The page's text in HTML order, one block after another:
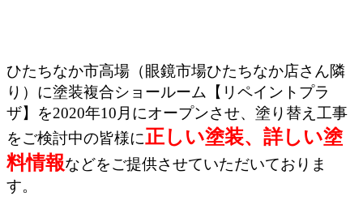
ひたちなか市高場（眼鏡市場ひたちなか店さん隣
り）に塗装複合ショールーム【リペイントプラ
ザ】を2020年10月にオープンさせ、塗り替え工事
をご検討中の皆様に正しい塗装、詳しい塗
料情報などをご提供させていただいておりま
す。